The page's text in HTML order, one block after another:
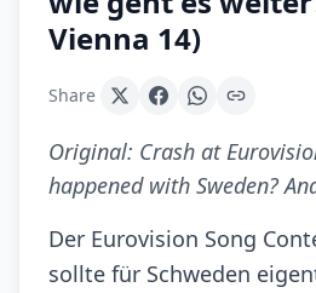
Vienna 14)
Share
Original: Crash at
happened with Sweden?
Der Eurovision Song
sollte für Schweden